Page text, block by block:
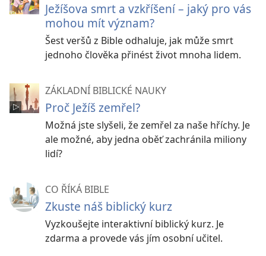
Ježíšova smrt a vzkříšení – jaký pro vás
mohou mít význam?
Šest veršů z Bible odhaluje, jak může smrt
jednoho člověka přinést život mnoha lidem.
ZÁKLADNÍ BIBLICKÉ NAUKY
Proč Ježíš zemřel?
Možná jste slyšeli, že zemřel za naše hříchy. Je
ale možné, aby jedna oběť zachránila miliony
lidí?
CO ŘÍKÁ BIBLE
Zkuste náš biblický kurz
Vyzkoušejte interaktivní biblický kurz. Je
zdarma a provede vás jím osobní učitel.